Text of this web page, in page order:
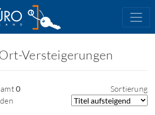
Versteigerungen
0
Sortierung